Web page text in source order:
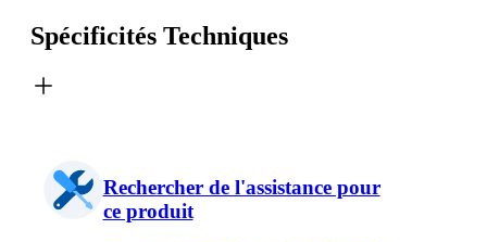
Spécificités Techniques
Rechercher de l'assistance pour
ce produit